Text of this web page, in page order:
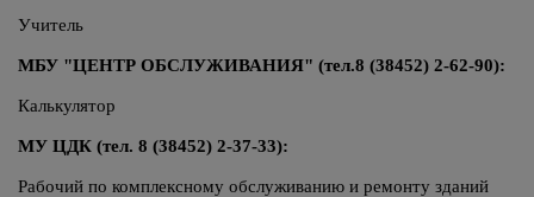
Учитель
МБУ "ЦЕНТР ОБСЛУЖИВАНИЯ" (тел.8 (38452) 2-62-90):
Калькулятор
МУ ЦДК (тел. 8 (38452) 2-37-33):
Рабочий по комплексному обслуживанию и ремонту зданий